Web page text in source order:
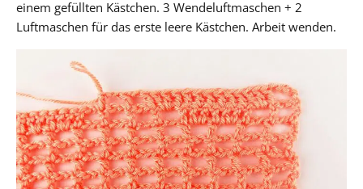
einem gefüllten Kästchen. 3 Wendeluftmaschen + 2
Luftmaschen für das erste leere Kästchen. Arbeit wenden.